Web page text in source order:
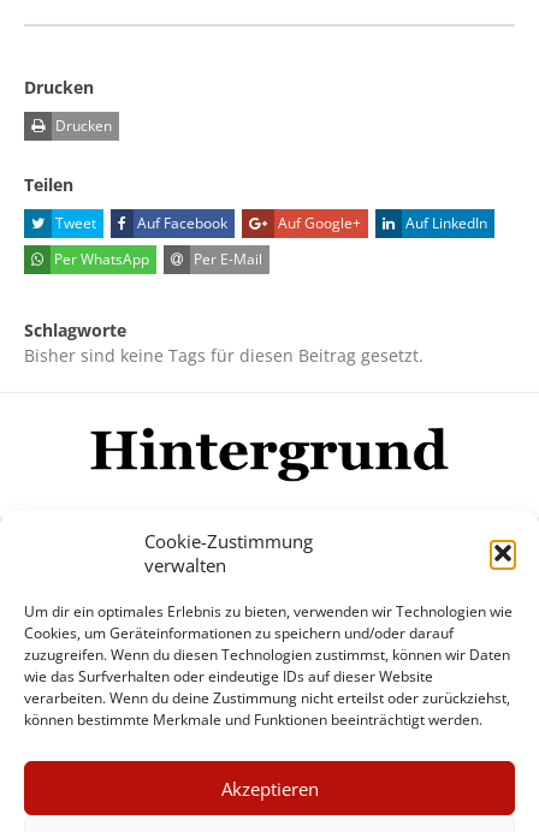
Cookie-Zustimmung
verwalten
Um dir ein optimales Erlebnis zu bieten, verwenden wir Technologien wie
Cookies, um Geräteinformationen zu speichern und/oder darauf
zuzugreifen. Wenn du diesen Technologien zustimmst, können wir Daten
wie das Surfverhalten oder eindeutige IDs auf dieser Website
verarbeiten. Wenn du deine Zustimmung nicht erteilst oder zurückziehst,
können bestimmte Merkmale und Funktionen beeinträchtigt werden.
Akzeptieren
Drucken
Drucken
Teilen
Tweet Auf Facebook Auf Google+
Auf LinkedIn
Per WhatsApp
Per E-Mail
Schlagworte
Bisher sind keine Tags für diesen Beitrag gesetzt.
Mehr
© Copyright Hintergrund.de, 2015 - 2026
Zum Newsletter jetzt kostenlos
anmelden
erscheint ca. alle 4 Wochen
×